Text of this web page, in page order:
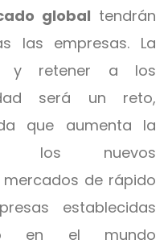
global tendrán
las empresas. La
y retener a los
será un reto,
que aumenta la
los nuevos
de rápido
establecidas
en el mundo